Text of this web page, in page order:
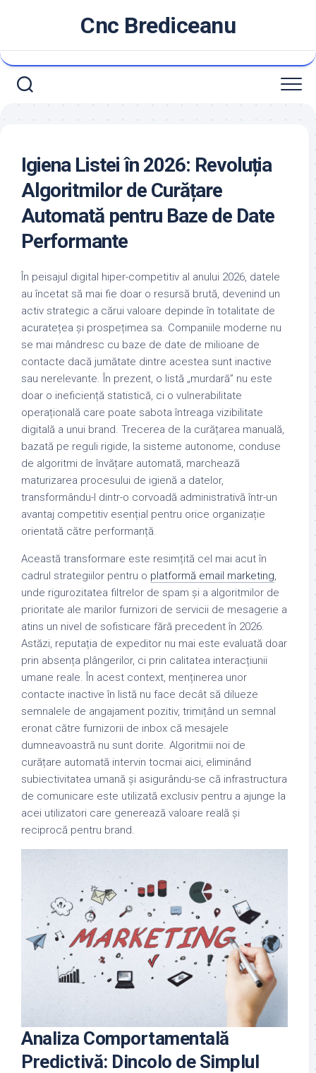
Cnc Brediceanu
Igiena Listei în 2026: Revoluția
Algoritmilor de Curățare
Automată pentru Baze de Date
Performante
În peisajul digital hiper-competitiv al anului 2026, datele
au încetat să mai fie doar o resursă brută, devenind un
activ strategic a cărui valoare depinde în totalitate de
acuratețea și prospețimea sa. Companiile moderne nu
se mai mândresc cu baze de date de milioane de
contacte dacă jumătate dintre acestea sunt inactive
sau nerelevante. În prezent, o listă „murdară” nu este
doar o ineficiență statistică, ci o vulnerabilitate
operațională care poate sabota întreaga vizibilitate
digitală a unui brand. Trecerea de la curățarea manuală,
bazată pe reguli rigide, la sisteme autonome, conduse
de algoritmi de învățare automată, marchează
maturizarea procesului de igienă a datelor,
transformându-l dintr-o corvoadă administrativă într-un
avantaj competitiv esențial pentru orice organizație
orientată către performanță.
Această transformare este resimțită cel mai acut în
cadrul strategiilor pentru o platformă email marketing,
unde rigurozitatea filtrelor de spam și a algoritmilor de
prioritate ale marilor furnizori de servicii de mesagerie a
atins un nivel de sofisticare fără precedent în 2026.
Astăzi, reputația de expeditor nu mai este evaluată doar
prin absența plângerilor, ci prin calitatea interacțiunii
umane reale. În acest context, menținerea unor
contacte inactive în listă nu face decât să dilueze
semnalele de angajament pozitiv, trimițând un semnal
eronat către furnizorii de inbox că mesajele
dumneavoastră nu sunt dorite. Algoritmii noi de
curățare automată intervin tocmai aici, eliminând
subiectivitatea umană și asigurându-se că infrastructura
de comunicare este utilizată exclusiv pentru a ajunge la
acei utilizatori care generează valoare reală și
reciprocă pentru brand.
Analiza Comportamentală
Predictivă: Dincolo de Simplul